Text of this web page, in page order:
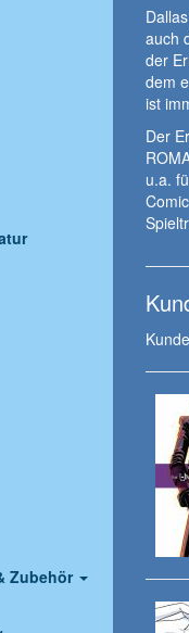
Zubehör
auch
der
dem
ist
Der
u.a.